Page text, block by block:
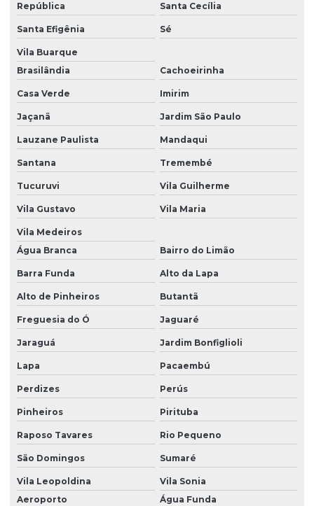
Fornecedores de porta pallet
Fornecedores de porta pallets
Gaiola aramada para armazenagem
Guard rail porta pallet
Guarda-corpo metálico
Laudo de capacidade de carga para porta pallet
Laudo engenharia para estrutura de armazenagem
Laudo para estruturas metálicas
Laudo para porta palete
Laudo para porta pallet
Locação de drive in
Locação drive in
Locação de estantes metálicas
Locação de paletes de madeira
Locação de pallets
Locação de porta palete
Locação de porta paletes
Locação de porta paletes em são paulo
Locação de porta pallet
Locação de porta pallets
República Santa Cecília
Santa Efigênia Sé
Vila Buarque
Brasilândia
Cachoeirinha
Casa Verde Imirim
Jaçanã Jardim São Paulo
Lauzane Paulista Mandaqui
Santana Tremembé
Tucuruvi Vila Guilherme
Vila Gustavo Vila Maria
Vila Medeiros
Água Branca
Bairro do Limão
Barra Funda Alto da Lapa
Alto de Pinheiros Butantã
Freguesia do Ó Jaguaré
Jaraguá Jardim Bonfiglioli
Lapa Pacaembú
Perdizes Perús
Pinheiros Pirituba
Raposo Tavares Rio Pequeno
São Domingos Sumaré
Vila Leopoldina
Vila Sonia
Aeroporto
Água Funda